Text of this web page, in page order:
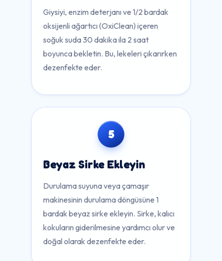
Giysiyi, enzim deterjanı ve 1/2 bardak
oksijenli ağartıcı (OxiClean) içeren
soğuk suda 30 dakika ila 2 saat
boyunca bekletin. Bu, lekeleri çıkarırken
dezenfekte eder.
5
Beyaz Sirke Ekleyin
Durulama suyuna veya çamaşır
makinesinin durulama döngüsüne 1
bardak beyaz sirke ekleyin. Sirke, kalıcı
kokuların giderilmesine yardımcı olur ve
doğal olarak dezenfekte eder.